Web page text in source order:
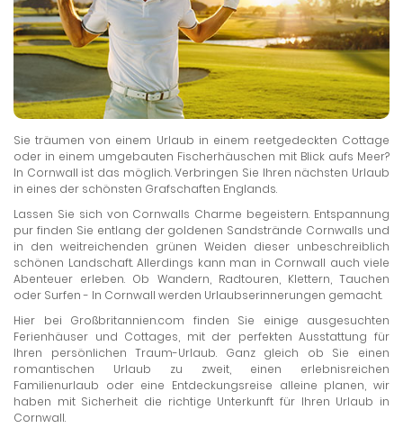
Sie träumen von einem Urlaub in einem reetgedeckten Cottage
oder in einem umgebauten Fischerhäuschen mit Blick aufs Meer?
In Cornwall ist das möglich. Verbringen Sie Ihren nächsten Urlaub
in eines der schönsten Grafschaften Englands.
Lassen Sie sich von Cornwalls Charme begeistern. Entspannung
pur finden Sie entlang der goldenen Sandstrände Cornwalls und
in den weitreichenden grünen Weiden dieser unbeschreiblich
schönen Landschaft. Allerdings kann man in Cornwall auch viele
Abenteuer erleben. Ob Wandern, Radtouren, Klettern, Tauchen
oder Surfen - In Cornwall werden Urlaubserinnerungen gemacht.
Hier bei Großbritannien.com finden Sie einige ausgesuchten
Ferienhäuser und Cottages, mit der perfekten Ausstattung für
Ihren persönlichen Traum-Urlaub. Ganz gleich ob Sie einen
romantischen Urlaub zu zweit, einen erlebnisreichen
Familienurlaub oder eine Entdeckungsreise alleine planen, wir
haben mit Sicherheit die richtige Unterkunft für Ihren Urlaub in
Cornwall.